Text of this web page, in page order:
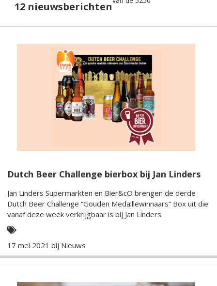
12 nieuwsberichten
Dutch Beer Challenge bierbox bij Jan Linders
Jan Linders Supermarkten en Bier&cO brengen de derde
Dutch Beer Challenge “Gouden Medaillewinnaars” Box uit die
vanaf deze week verkrijgbaar is bij Jan Linders.
17 mei 2021 bij Nieuws